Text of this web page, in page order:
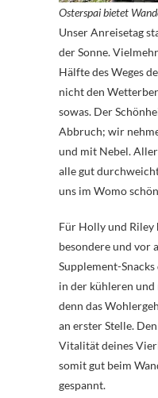
Osterspai bietet
Unser Anreisetag
der Sonne.
Hälfte des Weges
nicht den
sowas. Der
Abbruch; wir
und mit Nebel.
alle gut
uns im Womo
Für Holly und Riley
besondere und vor
Supplement-
in der kühleren und
denn das
an erster Stelle.
Vitalität deines
somit gut beim
gespannt.